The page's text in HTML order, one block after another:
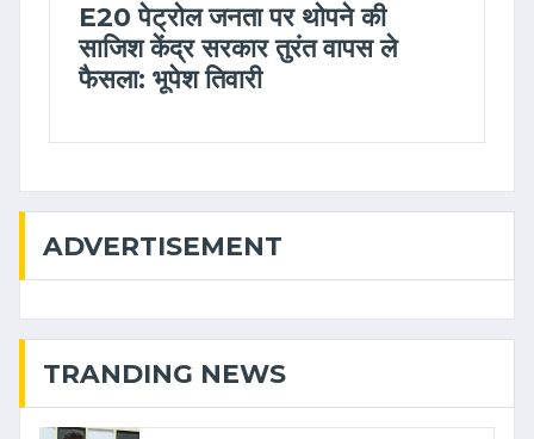
E20 पेट्रोल जनता पर थोपने की
साजिश केंद्र सरकार तुरंत वापस ले
फैसला: भूपेश तिवारी
ADVERTISEMENT
TRANDING NEWS